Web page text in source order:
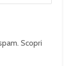
Scopri